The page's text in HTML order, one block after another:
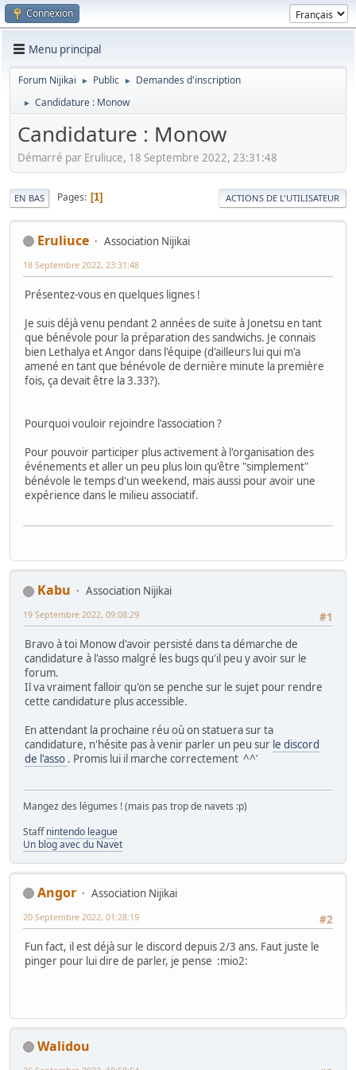
Connexion
Menu principal
Forum Nijikai ► Public ► Demandes d'inscription
► Candidature : Monow
Candidature : Monow
Démarré par Eruliuce, 18 Septembre 2022, 23:31:48
EN BAS Pages 1 ACTIONS DE L'UTILISATEUR
Eruliuce Association Nijikai
18 Septembre 2022, 23:31:48
Présentez-vous en quelques lignes !
Je suis déjà venu pendant 2 années de suite à Jonetsu en tant
que bénévole pour la préparation des sandwichs. Je connais
bien Lethalya et Angor dans l'équipe (d'ailleurs lui qui m'a
amené en tant que bénévole de dernière minute la première
fois, ça devait être la 3.33?).
Pourquoi vouloir rejoindre l'association ?
Pour pouvoir participer plus activement à l'organisation des
événements et aller un peu plus loin qu'être "simplement"
bénévole le temps d'un weekend, mais aussi pour avoir une
expérience dans le milieu associatif.
Kabu
Association Nijikai
#1
19 Septembre 2022, 09:08:29
Bravo à toi Monow d'avoir persisté dans ta démarche de
candidature à l'asso malgré les bugs qu'il peu y avoir sur le
forum.
Il va vraiment falloir qu'on se penche sur le sujet pour rendre
cette candidature plus accessible.
En attendant la prochaine réu où on statuera sur ta
candidature, n'hésite pas à venir parler un peu sur le discord
de l'asso . Promis lui il marche correctement ^^'
Mangez des légumes ! (mais pas trop de navets :p)
Staffnintendo league
Un blog avec du Navet
Angor
Association Nijikai
#2
20 Septembre 2022, 01:28:19
Fun fact, il est déjà sur le discord depuis 2/3 ans. Faut juste le
pinger pour lui dire de parler, je pense :mio2:
Walidou